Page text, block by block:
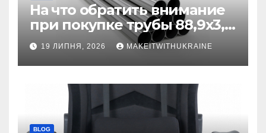
На что обратить внимание
при покупке трубы 88,9х3,2
бесшовной
19 ЛИПНЯ, 2026 MAKEITWITHUKRAINE
BLOG